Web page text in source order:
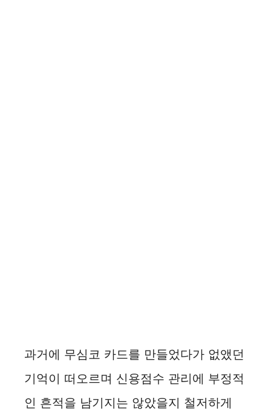
과거에 무심코 카드를 만들었다가 없앴던
기억이 떠오르며 신용점수 관리에 부정적
인 흔적을 남기지는 않았을지 철저하게